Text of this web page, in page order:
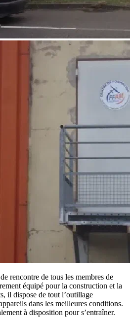
rencontre de tous les membres de
équipé pour la construction et la
il dispose de tout l’outillage
dans les meilleures conditions.
à disposition pour s’entraîner.